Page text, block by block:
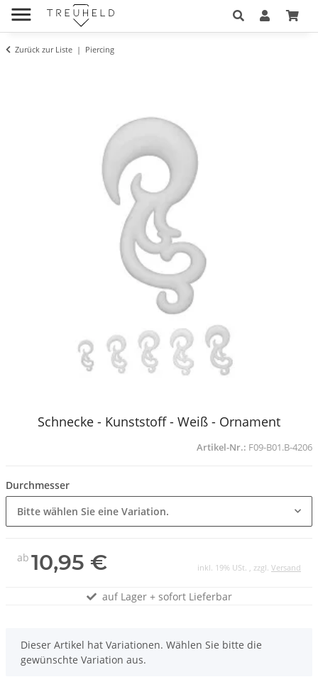
Zurück zur Liste Piercing
Schnecke - Kunststoff - Weiß - Ornament
Artikel-Nr.: F09-B01.B-4206
Durchmesser
Bitte wählen Sie eine Variation.
ab 10,95 € inkl. 19% USt. , zzgl. Versand
auf Lager + sofort Lieferbar
x
Dieser Artikel hat Variationen. Wählen Sie bitte die
gewünschte Variation aus.